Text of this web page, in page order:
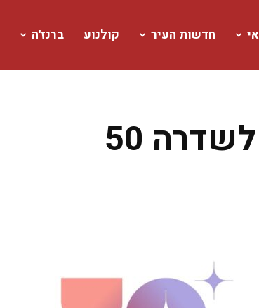
חדשות העיר קולנוע ברנז'ה
50